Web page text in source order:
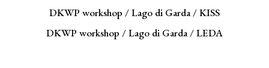
DKWP workshop / Lago di Garda / KISS
DKWP workshop / Lago di Garda / LEDA